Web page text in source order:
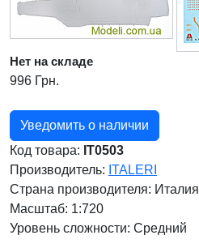
Нет на складе
996 Грн.
Уведомить о наличии
Код товара: IT0503
Производитель: ITALERI
Страна производителя: Италия
Масштаб: 1:720
Уровень сложности: Cредний